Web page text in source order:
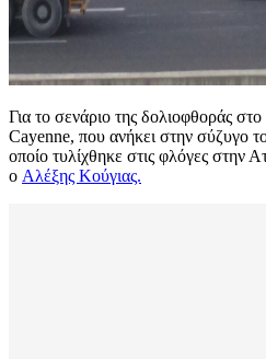
Για το σενάριο της δολιοφθοράς
Cayenne, που ανήκει στην σύζυγο
οποίο τυλίχθηκε στις φλόγες στην
ο Αλέξης Κούγιας.